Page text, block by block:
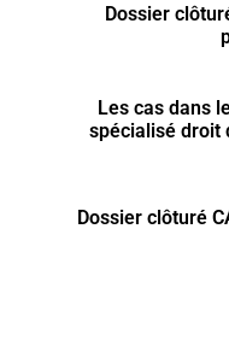
Dossier
Les cas dans
spécialisé droit
Dossier clôturé